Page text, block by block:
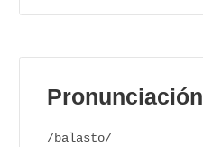
Pronunciación
/balasto/